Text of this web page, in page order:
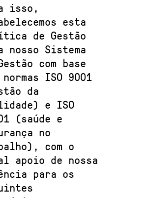
isso,
esta
de Gestão
nosso Sistema
com base
ISO 9001
da
e ISO
(saúde e
no
com o
apoio de nossa
para os